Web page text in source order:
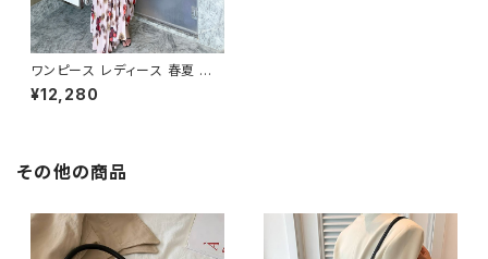
ワンピース レディース 春夏 秋
冬 春 夏 秋 冬 花柄 蝶 ノースリ
ーブ レース ドレス 花柄ワンピ
ンピース ロングワンピース ノー
スリーブ エレガント ピンク お呼
ノースリーブワンピース 大人 カ
ジュアル 10代 20代 30代 40
代 C-OSS0068
¥12,280
その他の商品